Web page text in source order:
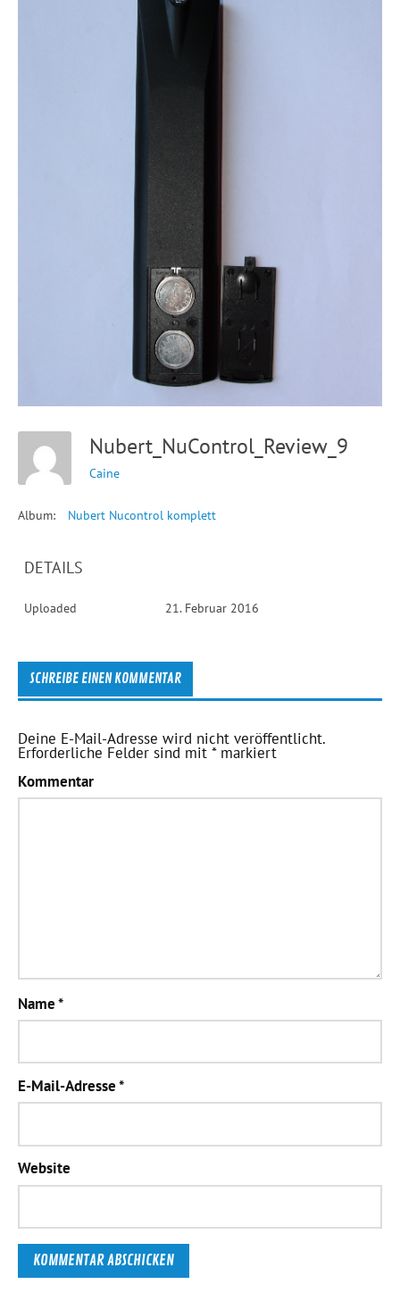
Nubert_NuControl_Review_9
Caine
Album: Nubert Nucontrol komplett
DETAILS
Uploaded 21. Februar 2016
SCHREIBE EINEN KOMMENTAR
Deine E-Mail-Adresse wird nicht veröffentlicht.
Erforderliche Felder sind mit*markiert
Kommentar
Name*
E-Mail-Adresse*
Website